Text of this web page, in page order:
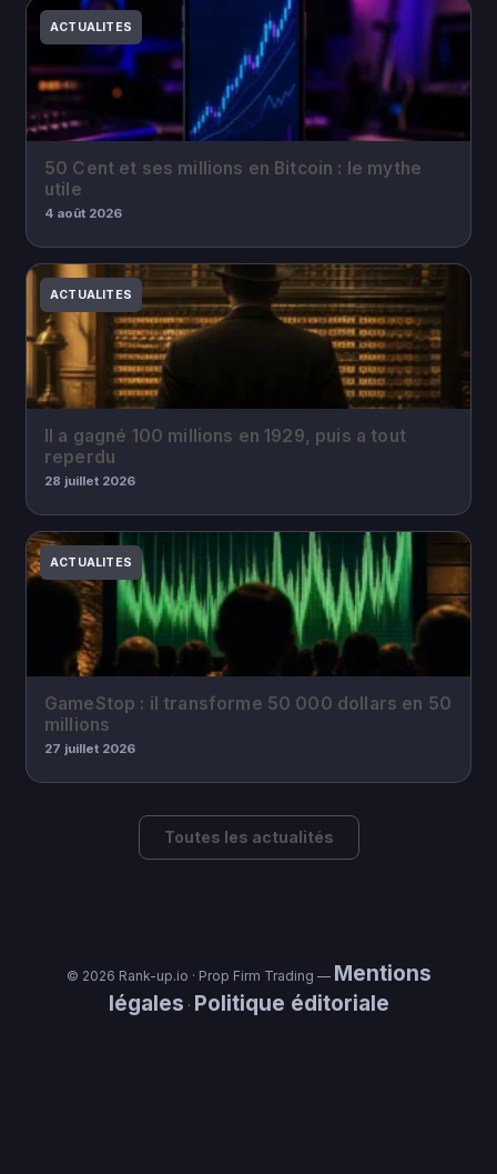
ACTUALITES
50 Cent et ses millions en Bitcoin : le mythe
utile
4 août 2026
ACTUALITES
Il a gagné 100 millions en 1929, puis a tout
reperdu
28 juillet 2026
ACTUALITES
GameStop : il transforme 50 000 dollars en 50
millions
27 juillet 2026
Toutes les actualités
© 2026 Rank-up.io · Prop Firm Trading — Mentions
légales · Politique éditoriale